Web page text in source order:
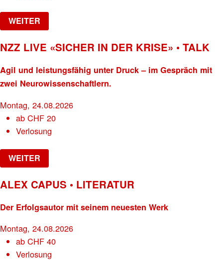
WEITER
NZZ LIVE «SICHER IN DER KRISE» • TALK
Agil und leistungsfähig unter Druck – im Gespräch mit
zwei Neurowissenschaftlern.
Montag, 24.08.2026
abCHF 20
Verlosung
WEITER
ALEX CAPUS • LITERATUR
Der Erfolgsautor mit seinem neuesten Werk
Montag, 24.08.2026
abCHF 40
Verlosung